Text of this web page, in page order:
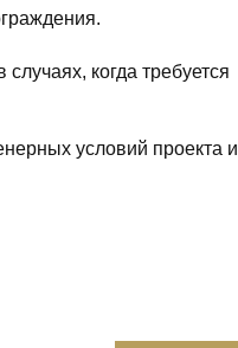
когда требуется
условий проекта и